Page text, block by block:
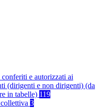
e autorizzati ai
(dirigenti e non dirigenti) (da
in tabelle) 119
3